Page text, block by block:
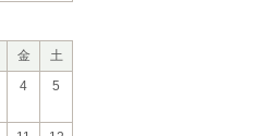
金
土
4 5